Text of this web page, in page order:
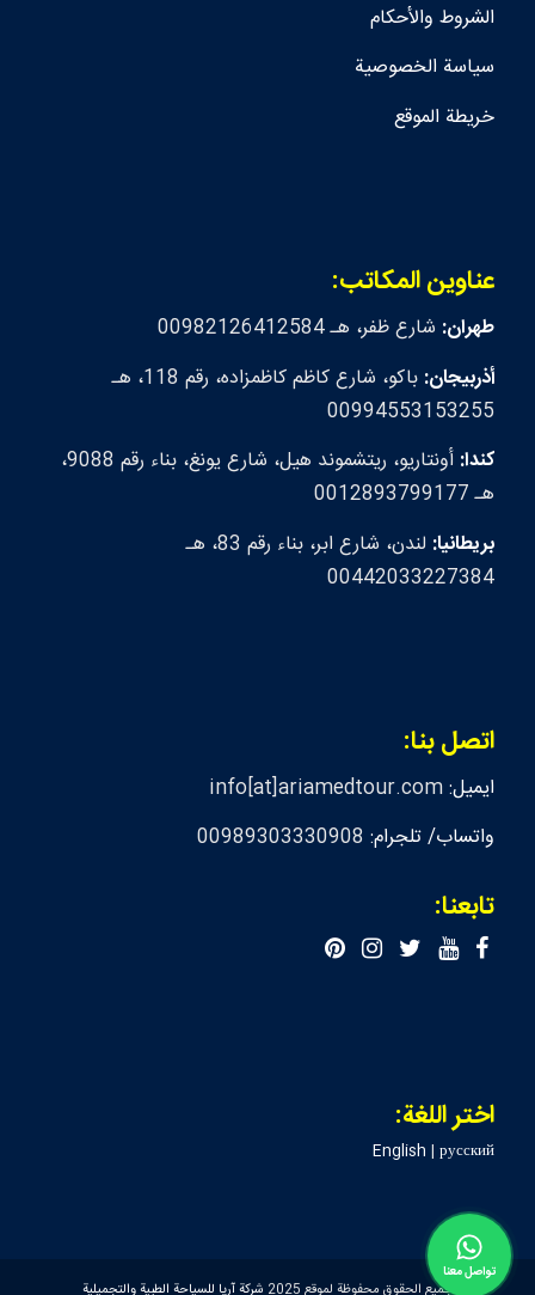
الشروط والأحكام
سياسة الخصوصية
خريطة الموقع
عناوين المكاتب:
طهران: شارع ظفر، هـ 00982126412584
أذربيجان:
باكو، شارع كاظم كاظمزاده، رقم 118، هـ
00994553153255
كندا:
أونتاريو، ريتشموند هيل، شارع يونغ، بناء رقم 9088،
هـ 0012893799177
بريطانيا:
لندن، شارع ابر، بناء رقم 83، هـ
00442033227384
اتصل بنا:
ايميل:info[at]ariamedtour.com
واتساب/ تلجرام: 00989303330908
تابعنا:
اختر اللغة:
English |русский
جميع الحقوق محفوظة لموقع 2025 شركة آريا للسياحة الطبية والتجميلية
تواصل معنا